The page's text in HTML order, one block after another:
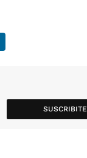
SUSCRIBITE